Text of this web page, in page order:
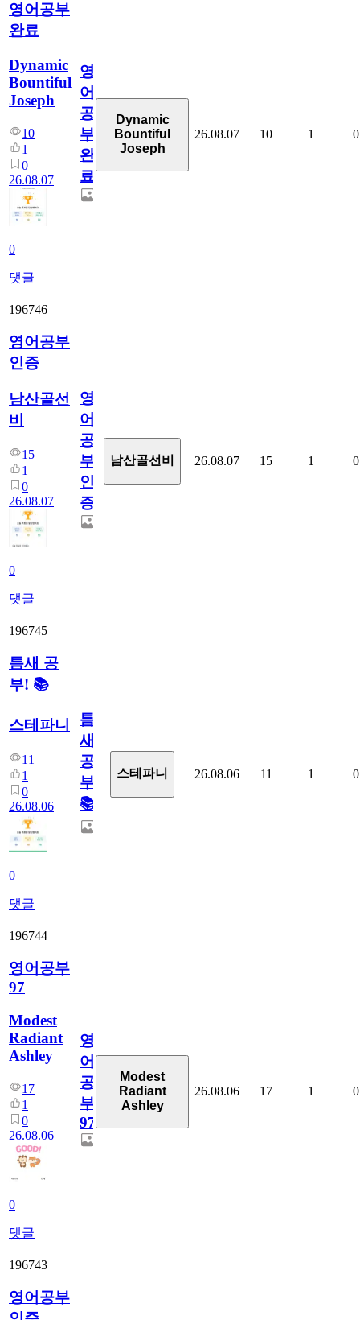
영어공부
완료
Dynamic
Bountiful
Joseph
10
1
0
26.08.07
0
댓글
영
어
공
부
완
료
Dynamic
Bountiful
Joseph
26.08.07 10 1 0
196746
영어공부
인증
남산골선
비
15
1
0
26.08.07
0
댓글
영
어
공
부
인
증
남산골선비 26.08.07 15 1 0
196745
틈새 공
부! 📚
스테파니
11
1
0
26.08.06
0
댓글
틈
새
공
부!
📚
스테파니 26.08.06 11 1 0
196744
영어공부
97
Modest
Radiant
Ashley
17
1
0
26.08.06
0
댓글
영
어
공
부
97
Modest
Radiant
Ashley
26.08.06 17 1 0
196743
영어공부